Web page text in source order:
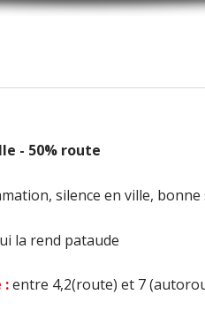
- 50% route
silence en ville, bonne
la rend pataude
:entre 4,2(route) et 7